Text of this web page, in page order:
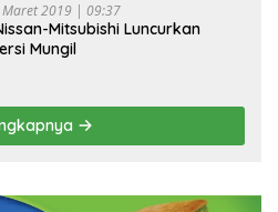
Maret 2019 | 09:37
Mitsubishi Luncurkan
Mungil